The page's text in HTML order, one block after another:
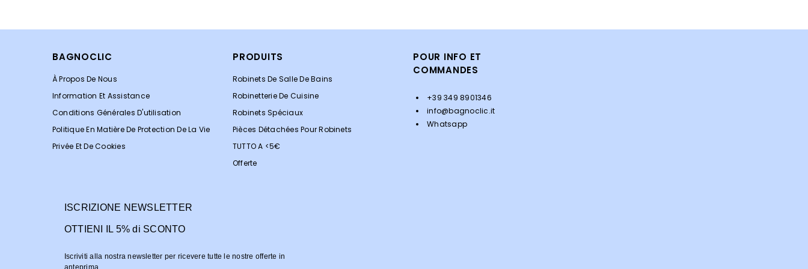
BAGNOCLIC
À Propos De Nous
Information Et Assistance
Conditions Générales D'utilisation
Politique En Matière De Protection De La Vie
Privée Et De Cookies
PRODUITS
Robinets De Salle De Bains
Robinetterie De Cuisine
Robinets Spéciaux
Pièces Détachées Pour Robinets
TUTTO A <5€
Offerte
POUR INFO ET
COMMANDES
+39 349 8901346
info@bagnoclic.it
Whatsapp
ISCRIZIONE NEWSLETTER
OTTIENI IL 5% di SCONTO
Iscriviti alla nostra newsletter per ricevere tutte le nostre offerte in
anteprima